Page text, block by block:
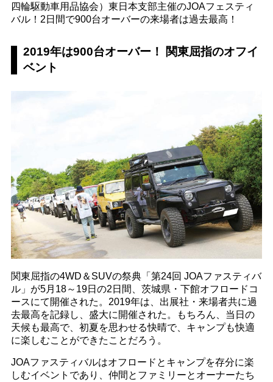
四輪駆動車用品協会）東日本支部主催のJOAフェスティ
バル！2日間で900台オーバーの来場者は過去最高！
2019年は900台オーバー！ 関東屈指のオフイ
ベント
関東屈指の4WD＆SUVの祭典「第24回 JOAファスティバ
ル」が5月18～19日の2日間、茨城県・下館オフロードコ
ースにて開催された。2019年は、出展社・来場者共に過
去最高を記録し、盛大に開催された。もちろん、当日の
天候も最高で、初夏を思わせる快晴で、キャンプも快適
に楽しむことができたことだろう。
JOAファスティバルはオフロードとキャンプを存分に楽
しむイベントであり、仲間とファミリーとオーナーたち